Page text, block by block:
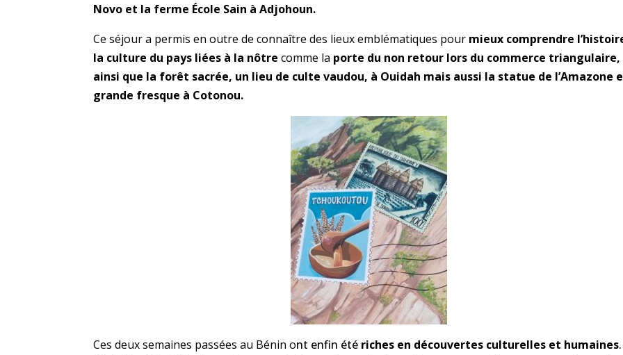
Novo et la ferme École Sain à Adjohoun.
Ce séjour a permis en outre de connaître des lieux emblématiques pour mieux comprendre
la culture du pays liées à la nôtre comme la porte du non retour lors du commerce triangulaire,
ainsi que la forêt sacrée, un lieu de culte vaudou, à Ouidah mais aussi la statue de l’Amazone
grande fresque à Cotonou.
Ces deux semaines passées au Bénin ont enfin été riches en découvertes culturelles et humaines.